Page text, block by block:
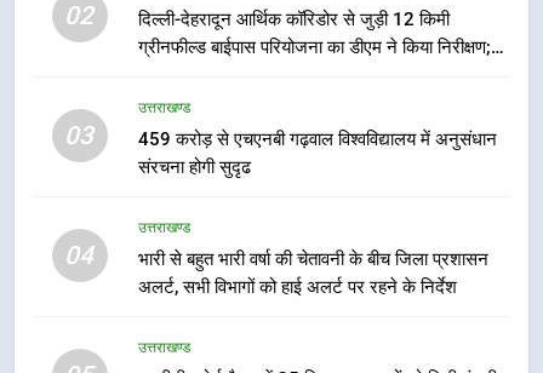
02
दिल्ली-देहरादून आर्थिक कॉरिडोर से जुड़ी 12 किमी
ग्रीनफील्ड बाईपास परियोजना का डीएम ने किया निरीक्षण;
सुरक्षा मानकों से कोई समझौता नहींः डीएम
03
उत्तराखण्ड
459 करोड़ से एचएनबी गढ़वाल विश्वविद्यालय में अनुसंधान
संरचना होगी सुदृढ
04
उत्तराखण्ड
भारी से बहुत भारी वर्षा की चेतावनी के बीच जिला प्रशासन
अलर्ट, सभी विभागों को हाई अलर्ट पर रहने के निर्देश
उत्तराखण्ड
की हुई समीक्षा
उत्तराखण्ड
बैरागीवाला हत्याकांड के फरार चल रहे
अभियुक्त को दून पुलिस ने हरिद्वार से किया